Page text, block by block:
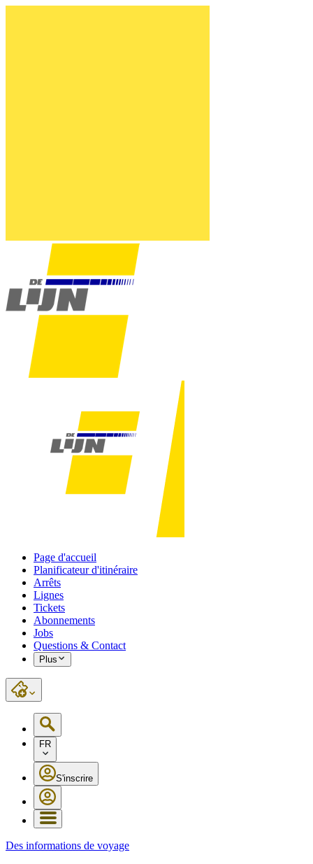
Page d'accueil
Planificateur d'itinéraire
Arrêts
Lignes
Tickets
Abonnements
Jobs
Questions & Contact
Plus
FR
S'inscrire
Des informations de voyage